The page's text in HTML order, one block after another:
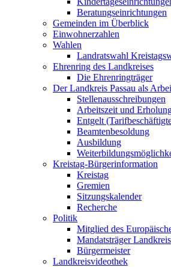
Beratungseinrichtungen
Gemeinden im Überblick
Einwohnerzahlen
Wahlen
Landratswahl
Ehrenring des Landkreises
Die Ehrenringträger
Der Landkreis Passau als
Stellenausschreibungen
Arbeitszeit und
Entgelt
Beamtenbesoldung
Ausbildung
Kreistag-Bürgerinformation
Kreistag
Gremien
Sitzungskalender
Recherche
Politik
Mitglied des
Mandatsträger Landkreis
Bürgermeister
Landkreisvideothek